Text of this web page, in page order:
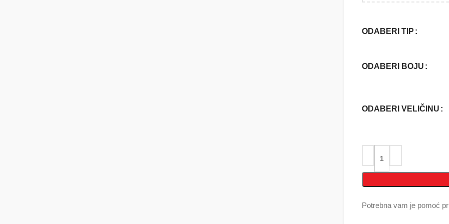
ODABERI TIP
ODABERI BOJU
ODABERI VELIČINU
Potrebna vam je pomoć